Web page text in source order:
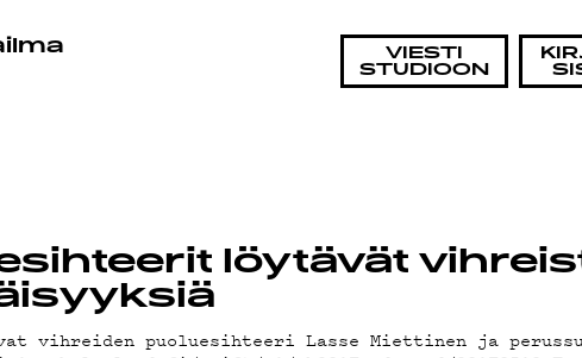
VIESTI
STUDIOON
löytävät
vihreiden puoluesihteeri Lasse Miettinen ja